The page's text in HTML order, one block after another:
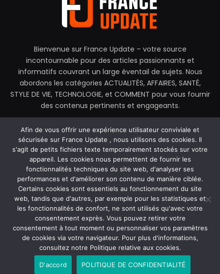
Bienvenue sur France Update – votre source
incontournable pour des articles passionnants et
informatifs couvrant un large éventail de sujets. Nous
abordons les catégories ACTUALITÉS, AFFAIRES, SANTÉ,
STYLE DE VIE, TECHNOLOGIE, et COMMENT pour vous fournir
des contenus pertinents et engageants.
contactez@franceupdate.fr
Facebook
X
(Twitter)
Instagram
MAISON
À PROPOS DE NOUS
POLITIQUE DE CONFIDENTIALITÉ
CONTACTEZ-NOUS
CONDITIONS GÉNÉRALES D’UTILISATION (CGU)
© 2026 France Update. Tous droits réservés.
Afin de vous offrir une expérience utilisateur conviviale et
sécurisée sur France Update , nous utilisons des cookies. Il
s'agit de petits fichiers texte temporairement stockés sur votre
appareil. Les cookies nous permettent de fournir les
fonctionnalités techniques du site web, d'analyser ses
performances et d'améliorer son contenu de manière ciblée.
Certains cookies sont essentiels au fonctionnement du site
web, tandis que d'autres, par exemple pour les statistiques et
les fonctionnalités de confort, ne sont utilisés qu'avec votre
consentement exprès. Vous pouvez retirer votre
consentement à tout moment ou personnaliser vos paramètres
de cookies via votre navigateur. Pour plus d'informations,
consultez notre Politique relative aux cookies.
D'accord POLITIQUE DE CONFIDENTIALITÉ